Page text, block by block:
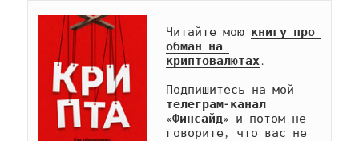
Читайте мою книгу про
обман на
криптовалютах.
телеграм-канал
«Финсайд» и потом не
говорите, что вас не